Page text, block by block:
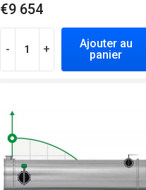
€9 654
- +
Ajouter au
panier